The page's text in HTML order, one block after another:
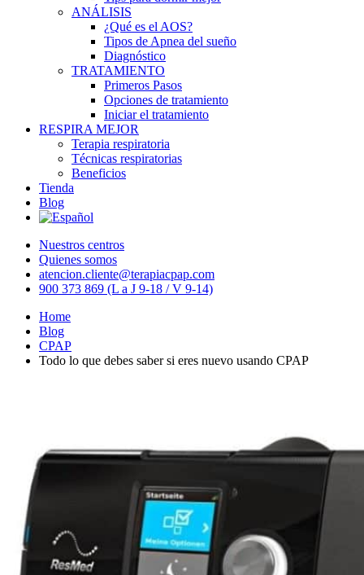
ANÁLISIS
¿Qué es el AOS?
Tipos de Apnea del sueño
Diagnóstico
TRATAMIENTO
Primeros Pasos
Opciones de tratamiento
Iniciar el tratamiento
RESPIRA MEJOR
Terapia respiratoria
Técnicas respiratorias
Beneficios
Tienda
Blog
Nuestros centros
Quienes somos
atencion.cliente@terapiacpap.com
900 373 869 (L a J 9-18 / V 9-14)
Home
Blog
CPAP
Todo lo que debes saber si eres nuevo usando CPAP